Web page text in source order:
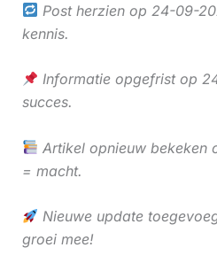
Post herzien op 24-09-
kennis.
Informatie opgefrist op
succes.
Artikel opnieuw bekeken
= macht.
Nieuwe update
groei mee!